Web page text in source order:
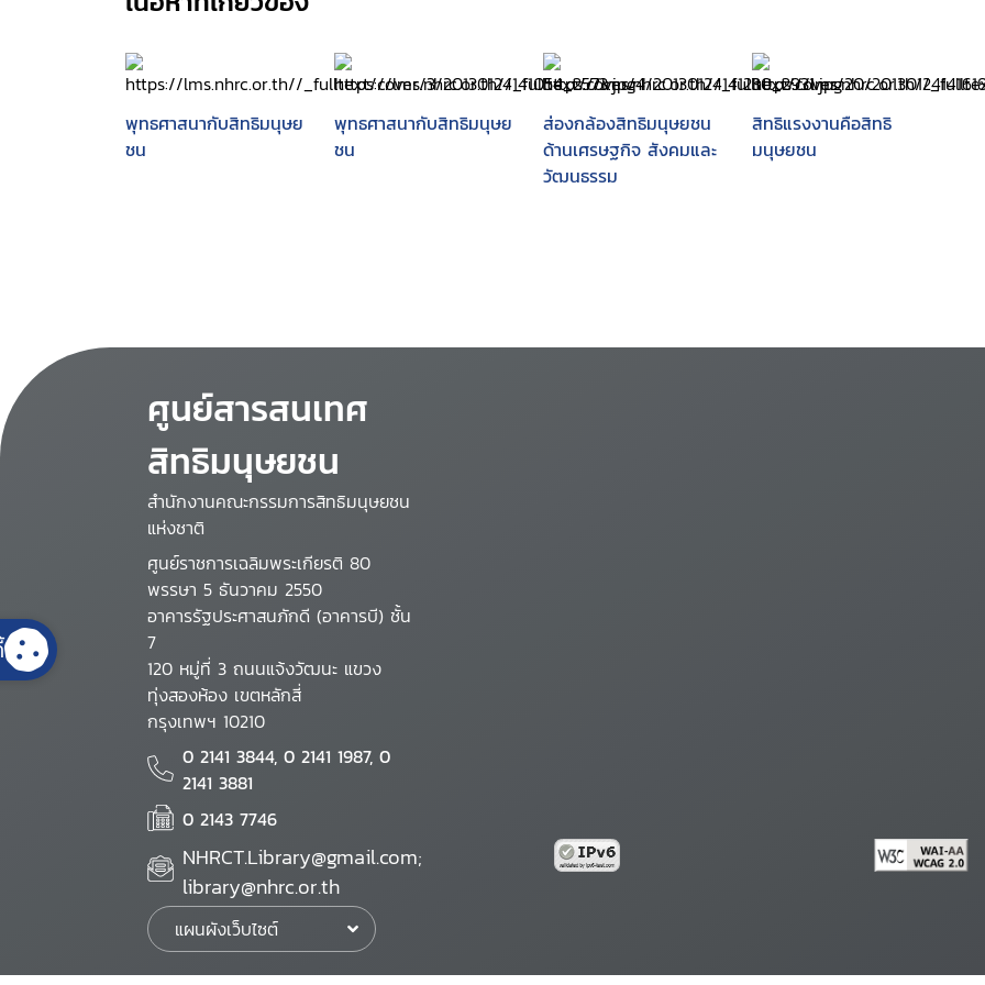
พุทธศาสนากับสิทธิมนุษย
ชน
พุทธศาสนากับสิทธิมนุษย
ชน
ส่องกล้องสิทธิมนุษยชน
ด้านเศรษฐกิจ สังคมและ
วัฒนธรรม
สิทธิแรงงานคือสิทธิ
มนุษยชน
ศูนย์สารสนเทศ
สิทธิมนุษยชน
สำนักงานคณะกรรมการสิทธิมนุษยชน
แห่งชาติ
ศูนย์ราชการเฉลิมพระเกียรติ 80
พรรษา 5 ธันวาคม 2550
อาคารรัฐประศาสนภักดี (อาคารบี) ชั้น
7
120 หมู่ที่ 3 ถนนแจ้งวัฒนะ แขวง
ทุ่งสองห้อง เขตหลักสี่
กรุงเทพฯ 10210
0 2141 3844, 0 2141 1987, 0
2141 3881
0 2143 7746
NHRCT.Library@gmail.com;
library@nhrc.or.th
แผนผังเว็บไซต์